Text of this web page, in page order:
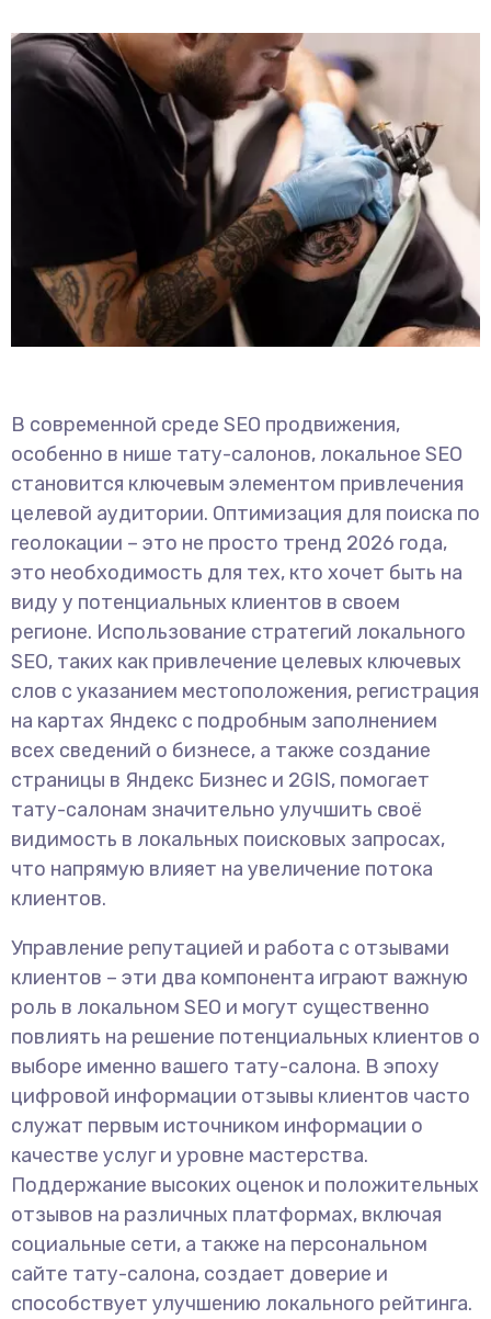
В современной среде SEO продвижения,
особенно в нише тату-салонов, локальное SEO
становится ключевым элементом привлечения
целевой аудитории. Оптимизация для поиска по
геолокации – это не просто тренд 2026 года,
это необходимость для тех, кто хочет быть на
виду у потенциальных клиентов в своем
регионе. Использование стратегий локального
SEO, таких как привлечение целевых ключевых
слов с указанием местоположения, регистрация
на картах Яндекс с подробным заполнением
всех сведений о бизнесе, а также создание
страницы в Яндекс Бизнес и 2GIS, помогает
тату-салонам значительно улучшить своё
видимость в локальных поисковых запросах,
что напрямую влияет на увеличение потока
клиентов.
Управление репутацией и работа с отзывами
клиентов – эти два компонента играют важную
роль в локальном SEO и могут существенно
повлиять на решение потенциальных клиентов о
выборе именно вашего тату-салона. В эпоху
цифровой информации отзывы клиентов часто
служат первым источником информации о
качестве услуг и уровне мастерства.
Поддержание высоких оценок и положительных
отзывов на различных платформах, включая
социальные сети, а также на персональном
сайте тату-салона, создает доверие и
способствует улучшению локального рейтинга.